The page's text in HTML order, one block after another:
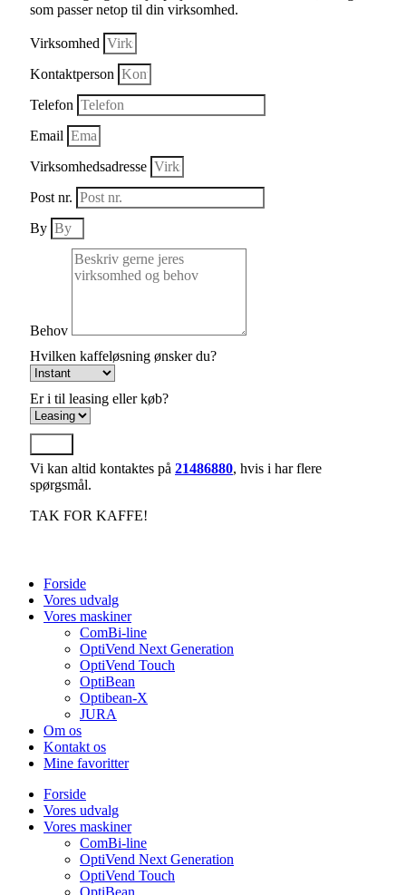
som passer netop til din virksomhed.
Virksomhed
Kontaktperson
Telefon
Email
Virksomhedsadresse
Post nr.
By
Behov
Hvilken kaffeløsning ønsker du?
Er i til leasing eller køb?
Vi kan altid kontaktes på 21486880, hvis i har flere
spørgsmål.
TAK FOR KAFFE!
Forside
Vores udvalg
Vores maskiner
ComBi-line
OptiVend Next Generation
OptiVend Touch
OptiBean
Optibean-X
JURA
Om os
Kontakt os
Mine favoritter
Forside
Vores udvalg
Vores maskiner
ComBi-line
OptiVend Next Generation
OptiVend Touch